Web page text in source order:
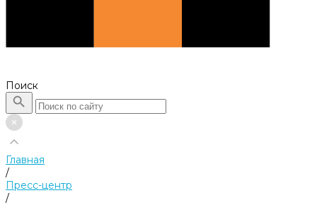
Поиск
Главная
/
Пресс-центр
/